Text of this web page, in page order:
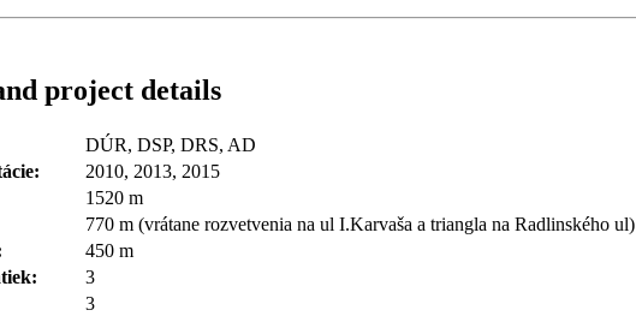
project details
DÚR, DSP, DRS, AD
2010, 2013, 2015
1520 m
770 m (vrátane rozvetvenia na ul I.Karvaša a triangla na Radlinského ul)
450 m
3
3